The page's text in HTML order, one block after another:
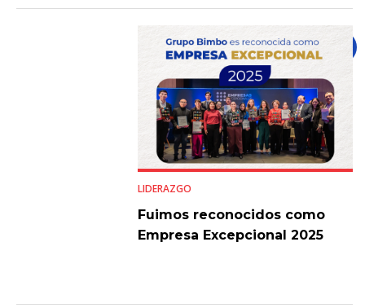
LIDERAZGO
Fuimos reconocidos como
Empresa Excepcional 2025